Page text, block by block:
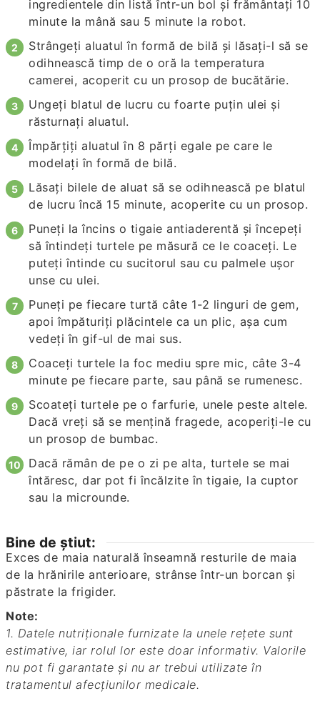
ingredientele din listă într-un bol și frământați 10
minute la mână sau 5 minute la robot.
Strângeți aluatul în formă de bilă și lăsați-l să se
odihnească timp de o oră la temperatura
camerei, acoperit cu un prosop de bucătărie.
Ungeți blatul de lucru cu foarte puțin ulei și
răsturnați aluatul.
Împărțiți aluatul în 8 părți egale pe care le
modelați în formă de bilă.
Lăsați bilele de aluat să se odihnească pe blatul
de lucru încă 15 minute, acoperite cu un prosop.
Puneți la încins o tigaie antiaderentă și începeți
să întindeți turtele pe măsură ce le coaceți. Le
puteți întinde cu sucitorul sau cu palmele ușor
unse cu ulei.
Puneți pe fiecare turtă câte 1-2 linguri de gem,
apoi împăturiți plăcintele ca un plic, așa cum
vedeți în gif-ul de mai sus.
Coaceți turtele la foc mediu spre mic, câte 3-4
minute pe fiecare parte, sau până se rumenesc.
Scoateți turtele pe o farfurie, unele peste altele.
Dacă vreți să se mențină fragede, acoperiți-le cu
un prosop de bumbac.
Dacă rămân de pe o zi pe alta, turtele se mai
întăresc, dar pot fi încălzite în tigaie, la cuptor
sau la microunde.
Bine de știut:
Exces de maia naturală înseamnă resturile de maia
de la hrănirile anterioare, strânse într-un borcan și
păstrate la frigider.
Note:
1. Datele nutriționale furnizate la unele rețete sunt
estimative, iar rolul lor este doar informativ. Valorile
nu pot fi garantate și nu ar trebui utilizate în
tratamentul afecțiunilor medicale.